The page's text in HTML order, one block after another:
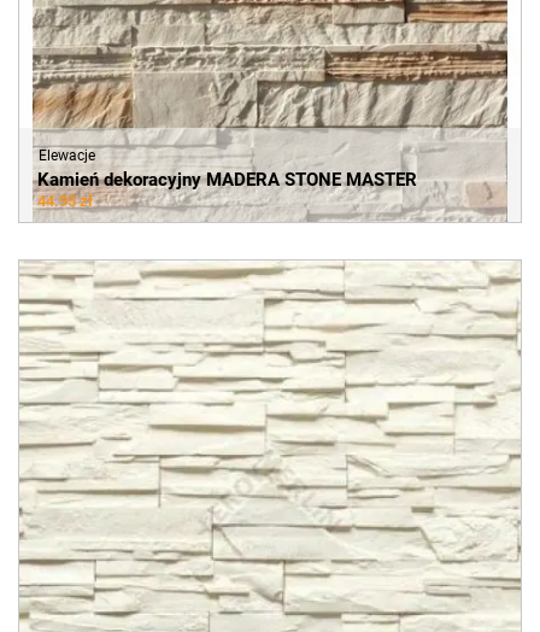
Elewacje
Kamień dekoracyjny MADERA STONE MASTER
44.95 zł